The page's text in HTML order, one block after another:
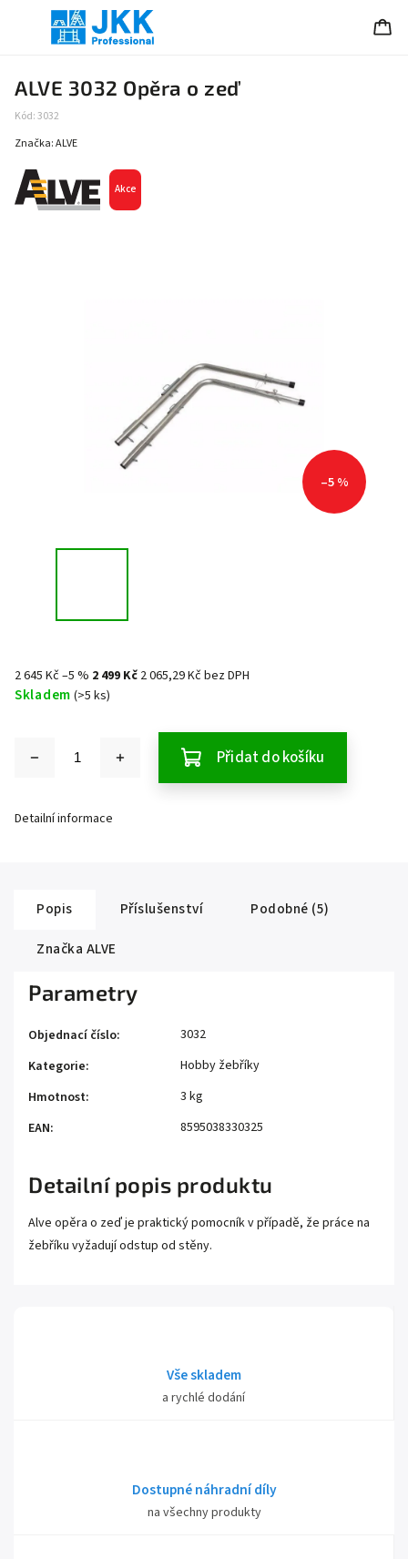
ALVE 3032 Opěra o zeď
Kód:3032
Akce
Značka:ALVE
–5 %
2 645 Kč–5 % 2 499 Kč 2 065,29 Kč bez DPH
Skladem (>5 ks)
Přidat do košíku
Detailní informace
Popis Příslušenství
Podobné (5)
Značka ALVE
Detailní popis produktu
Alve opěra o zeď je praktický pomocník v případě, že práce na
žebříku vyžadují odstup od stěny.
Parametry
Objednací číslo:
3032
Kategorie:
Hobby žebříky
Hmotnost:
3 kg
EAN: 8595038330325
Vše skladem
a rychlé dodání
Dostupné náhradní díly
na všechny produkty